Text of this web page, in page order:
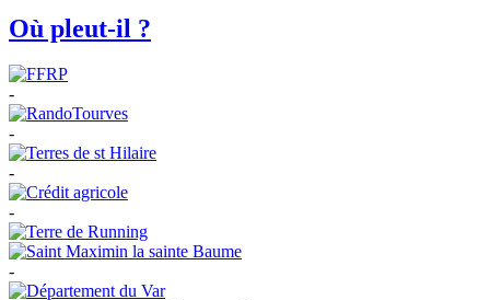
Où pleut-il ?
-
-
-
-
-